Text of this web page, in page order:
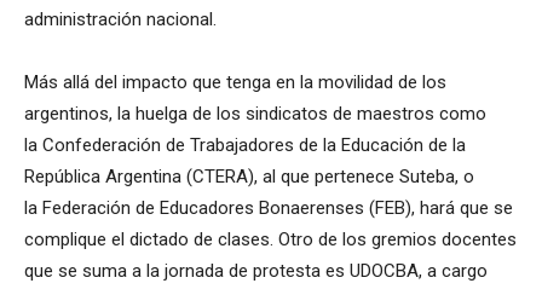
administración nacional.
Más allá del impacto que tenga en la movilidad de los
argentinos, la huelga de los sindicatos de maestros como
la Confederación de Trabajadores de la Educación de la
República Argentina (CTERA), al que pertenece Suteba, o
la Federación de Educadores Bonaerenses (FEB), hará que se
complique el dictado de clases. Otro de los gremios docentes
que se suma a la jornada de protesta es UDOCBA, a cargo